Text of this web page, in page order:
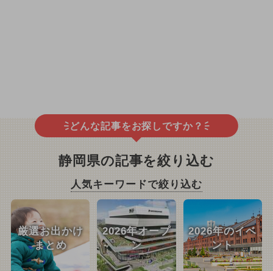
どんな記事をお探しですか？
静岡県の記事を絞り込む
人気キーワードで絞り込む
厳選お出かけ
まとめ
2026年オープ
ン
2026年のイベ
ント